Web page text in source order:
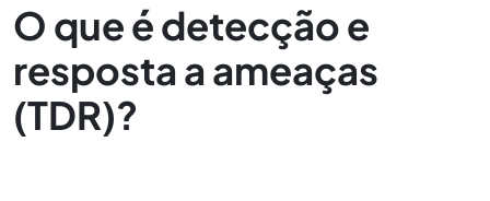
O que é detecção e
resposta a ameaças
(TDR)?